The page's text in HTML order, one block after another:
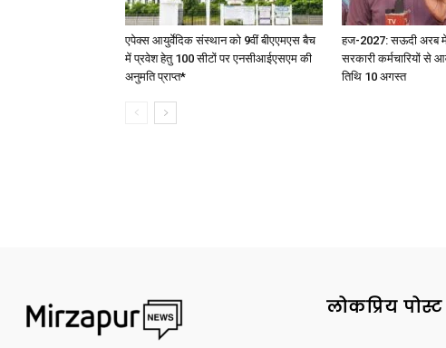
एपेक्स आयुर्वेदिक संस्थान को 9वीं बीएएमएस बैच
में प्रवेश हेतु 100 सीटों पर एनसीआईएसएम की
अनुमति प्राप्त*
हज-2027: सऊदी अरब में
सरकारी कर्मचारियों से
तिथि 10 अगस्त
लोकप्रिय पोस्ट